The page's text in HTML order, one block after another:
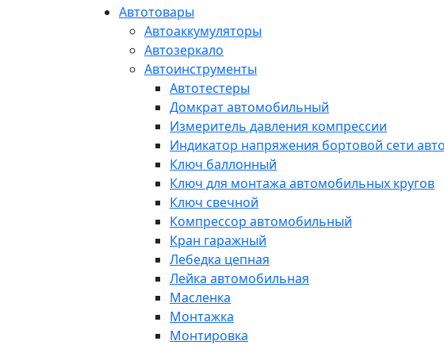
Автотовары
Автоаккумуляторы
Автозеркало
Автоинструменты
Автотестеры
Домкрат автомобильный
Измеритель давления компрессии
Индикатор напряжения бортовой сети
Ключ баллонный
Ключ для монтажа автомобильных кругов
Ключ свечной
Компрессор автомобильный
Кран гаражный
Лебедка цепная
Лейка автомобильная
Масленка
Монтажка
Монтировка